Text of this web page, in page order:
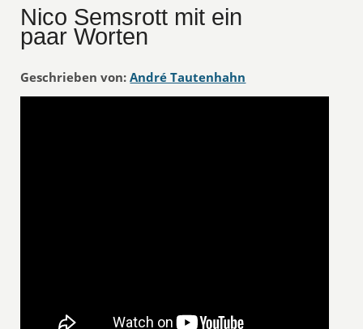
Nico Semsrott mit ein
paar Worten
Geschrieben von: André Tautenhahn